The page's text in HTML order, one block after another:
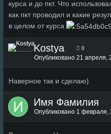
курса и до пкт. Что
как пкт проводил и какие
в целом от курса
Kostya 0
Опубликовано 21 апреля,
Наверное так и сделаю)
Имя Фамилия
Опубликовано 1 февраля,